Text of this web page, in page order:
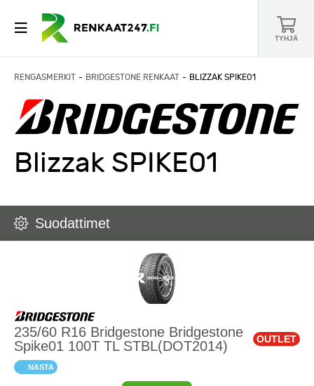
TYHJÄ
RENGASMERKIT BRIDGESTONE RENKAAT BLIZZAK SPIKE01
Blizzak SPIKE01
Suodattimet
235/60 R16 Bridgestone Bridgestone
Spike01 100T TL STBL(DOT2014)
OUTLET
NASTA